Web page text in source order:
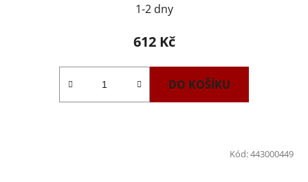
1-2 dny
612 Kč
DO KOŠÍKU
Kód:443000449